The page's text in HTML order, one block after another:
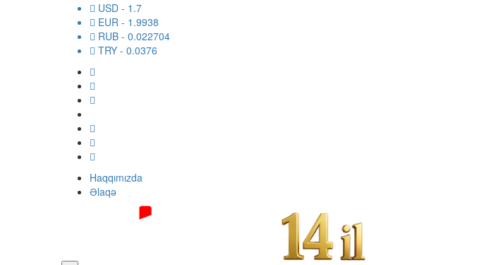
USD - 1.7
EUR - 1.9938
RUB - 0.022704
TRY - 0.0376
Haqqımızda
Əlaqə